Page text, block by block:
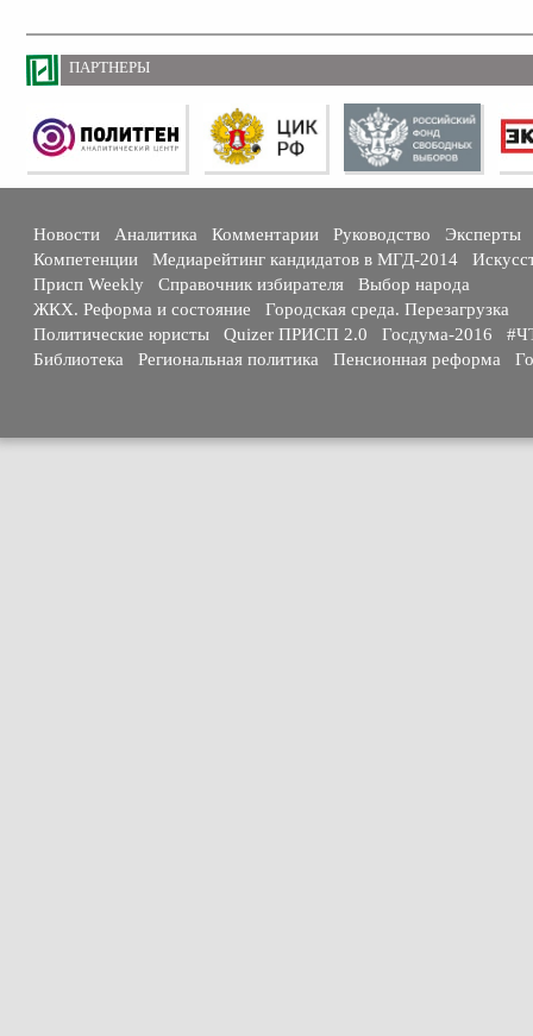
ПАРТНЕРЫ
Новости Аналитика Комментарии Руководство
Эксперты
Компетенции
Медиарейтинг кандидатов в МГД-2014
Присп Weekly
Справочник избирателя
Выбор народа
ЖКХ. Реформа и состояние
Городская среда. Перезагрузка
Политические юристы
Quizer ПРИСП 2.0 Госдума-2016
Библиотека
Региональная политика Пенсионная реформа